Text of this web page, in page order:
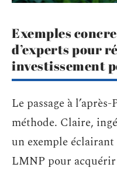
Exemples
d’experts pour
investissement
Le passage à
méthode. Claire,
un exemple
LMNP pour